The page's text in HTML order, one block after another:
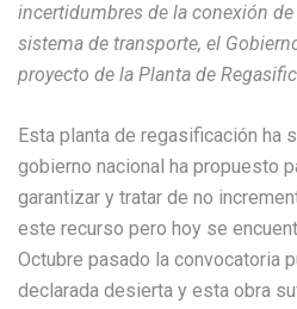
incertidumbres de la conexión
sistema de transporte, el
proyecto de la Planta de
Esta planta de regasificación ha
gobierno nacional ha propuesto
garantizar y tratar de no
este recurso pero hoy se
Octubre pasado la convocatoria
declarada desierta y esta obra